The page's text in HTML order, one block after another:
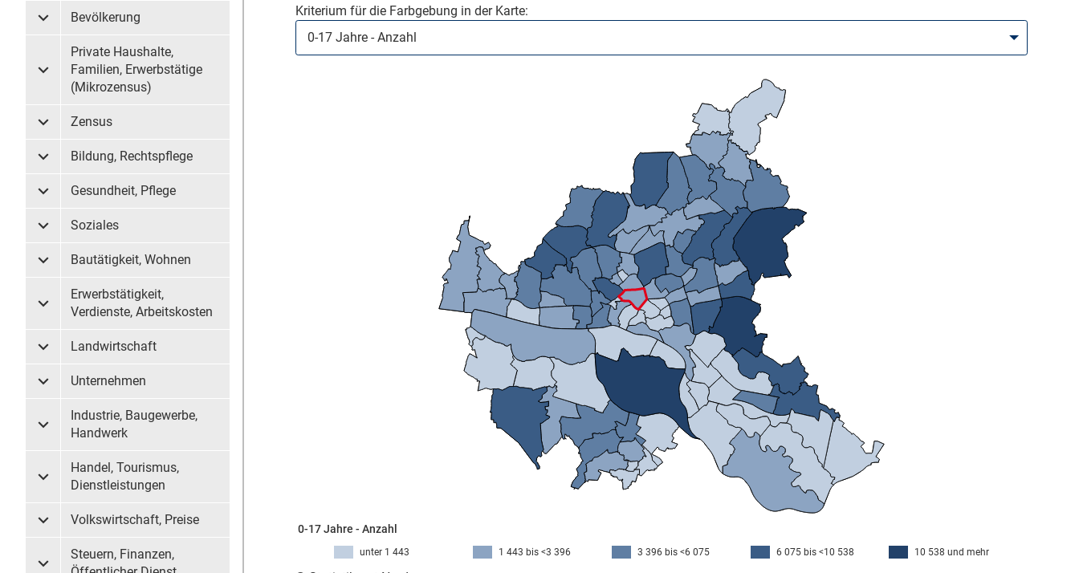
Untermenü Bevölkerung
Bevölkerung
Untermenü Private Haushalte, Familien, Erwerbstätige (Mikrozensus)
Private Haushalte,
Familien, Erwerbstätige
(Mikrozensus)
Untermenü Zensus
Zensus
Untermenü Bildung, Rechtspflege
Bildung, Rechtspflege
Untermenü Gesundheit, Pflege
Gesundheit, Pflege
Untermenü Soziales
Soziales
Untermenü Bautätigkeit, Wohnen
Bautätigkeit, Wohnen
Untermenü Erwerbstätigkeit, Verdienste, Arbeitskosten
Erwerbstätigkeit,
Verdienste, Arbeitskosten
Untermenü Landwirtschaft
Landwirtschaft
Untermenü Unternehmen
Unternehmen
Untermenü Industrie, Baugewerbe, Handwerk
Industrie, Baugewerbe,
Handwerk
Untermenü Handel, Tourismus, Dienstleistungen
Handel, Tourismus,
Dienstleistungen
Untermenü Volkswirtschaft, Preise
Volkswirtschaft, Preise
Steuern, Finanzen,
Kriterium für die Farbgebung in der Karte:
0-17 Jahre - Anzahl
10 538 und mehr
6 075 bis <10 538
3 396 bis <6 075
1 443 bis <3 396
unter 1 443